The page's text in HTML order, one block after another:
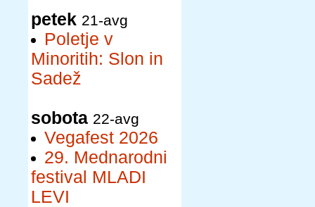
petek 21-avg
Poletje v
Minoritih: Slon in
Sadež
sobota 22-avg
Vegafest 2026
29. Mednarodni
festival MLADI
LEVI